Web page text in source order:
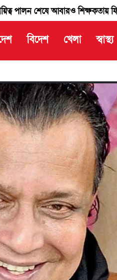
আবারও শিক্ষকতায় ফিরেছেন।
বিদেশ খেলা স্বাস্থ্য